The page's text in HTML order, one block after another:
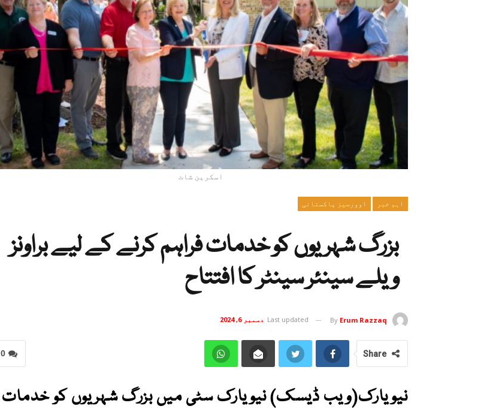
اسکرین شاٹ
اہم خبر اوورسیز پاکستانی
بزرگ شہریوں کو خدمات فراہم کرنے کے لیے براونز
ویلے سینئر سینٹر کا افتتاح
By Erum Razzaq
Last updated دسمبر 6, 2024
0 Share
نیویارک(ویب ڈیسک) نیویارک سٹی میں بزرگ شہریوں کو خدمات